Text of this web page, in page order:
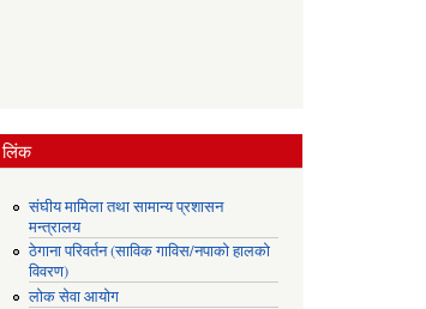
लिंक
संघीय मामिला तथा सामान्य प्रशासन
मन्त्रालय
ठेगाना परिवर्तन (साविक गाविस/नपाको हालको
विवरण)
लोक सेवा आयोग